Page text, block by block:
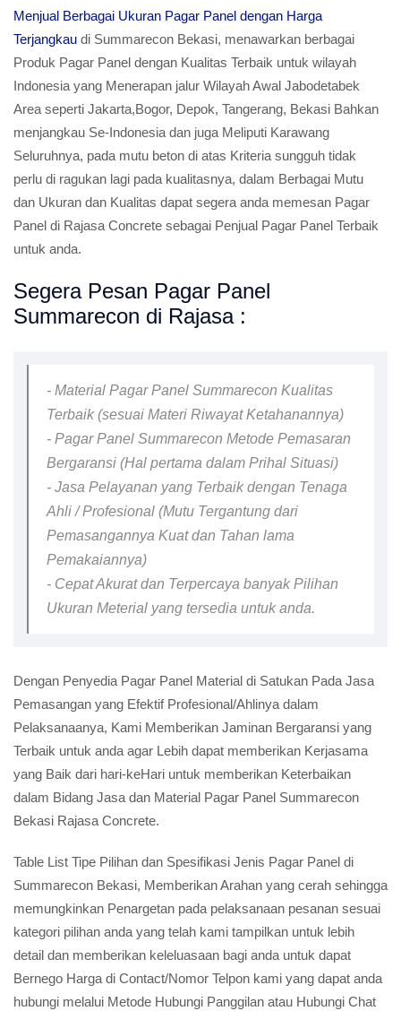
Menjual Berbagai Ukuran Pagar Panel dengan Harga
Terjangkau di Summarecon Bekasi, menawarkan berbagai
Produk Pagar Panel dengan Kualitas Terbaik untuk wilayah
Indonesia yang Menerapan jalur Wilayah Awal Jabodetabek
Area seperti Jakarta,Bogor, Depok, Tangerang, Bekasi Bahkan
menjangkau Se-Indonesia dan juga Meliputi Karawang
Seluruhnya, pada mutu beton di atas Kriteria sungguh tidak
perlu di ragukan lagi pada kualitasnya, dalam Berbagai Mutu
dan Ukuran dan Kualitas dapat segera anda memesan Pagar
Panel di Rajasa Concrete sebagai Penjual Pagar Panel Terbaik
untuk anda.
Segera Pesan Pagar Panel
Summarecon di Rajasa :
- Material Pagar Panel Summarecon Kualitas
Terbaik (sesuai Materi Riwayat Ketahanannya)
- Pagar Panel Summarecon Metode Pemasaran
Bergaransi (Hal pertama dalam Prihal Situasi)
- Jasa Pelayanan yang Terbaik dengan Tenaga
Ahli / Profesional (Mutu Tergantung dari
Pemasangannya Kuat dan Tahan lama
Pemakaiannya)
- Cepat Akurat dan Terpercaya banyak Pilihan
Ukuran Meterial yang tersedia untuk anda.
Dengan Penyedia Pagar Panel Material di Satukan Pada Jasa
Pemasangan yang Efektif Profesional/Ahlinya dalam
Pelaksanaanya, Kami Memberikan Jaminan Bergaransi yang
Terbaik untuk anda agar Lebih dapat memberikan Kerjasama
yang Baik dari hari-keHari untuk memberikan Keterbaikan
dalam Bidang Jasa dan Material Pagar Panel Summarecon
Bekasi Rajasa Concrete.
Table List Tipe Pilihan dan Spesifikasi Jenis Pagar Panel di
Summarecon Bekasi, Memberikan Arahan yang cerah sehingga
memungkinkan Penargetan pada pelaksanaan pesanan sesuai
kategori pilihan anda yang telah kami tampilkan untuk lebih
detail dan memberikan keleluasaan bagi anda untuk dapat
Bernego Harga di Contact/Nomor Telpon kami yang dapat anda
hubungi melalui Metode Hubungi Panggilan atau Hubungi Chat